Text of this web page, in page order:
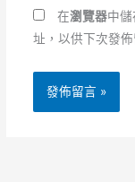
*
址
在瀏覽器中儲
址，以供下次發佈